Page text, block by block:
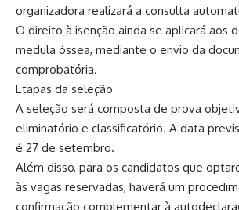
organizadora realizará a consulta
O direito à isenção ainda se aplicará aos
medula óssea, mediante o envio da
comprobatória.
Etapas da seleção
A seleção será composta de prova
eliminatório e classificatório. A data
é 27 de setembro.
Além disso, para os candidatos que
às vagas reservadas, haverá um
confirmação complementar à